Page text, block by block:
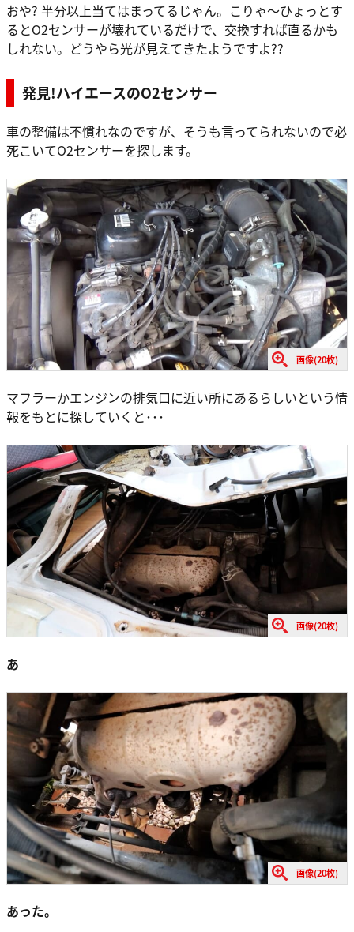
おや? 半分以上当てはまってるじゃん。こりゃ～ひょっとす
るとO2センサーが壊れているだけで、交換すれば直るかも
しれない。どうやら光が見えてきたようですよ??
発見!ハイエースのO2センサー
車の整備は不慣れなのですが、そうも言ってられないので必
死こいてO2センサーを探します。
画像(20枚)
マフラーかエンジンの排気口に近い所にあるらしいという情
報をもとに探していくと･･･
画像(20枚)
あ
画像(20枚)
あった。